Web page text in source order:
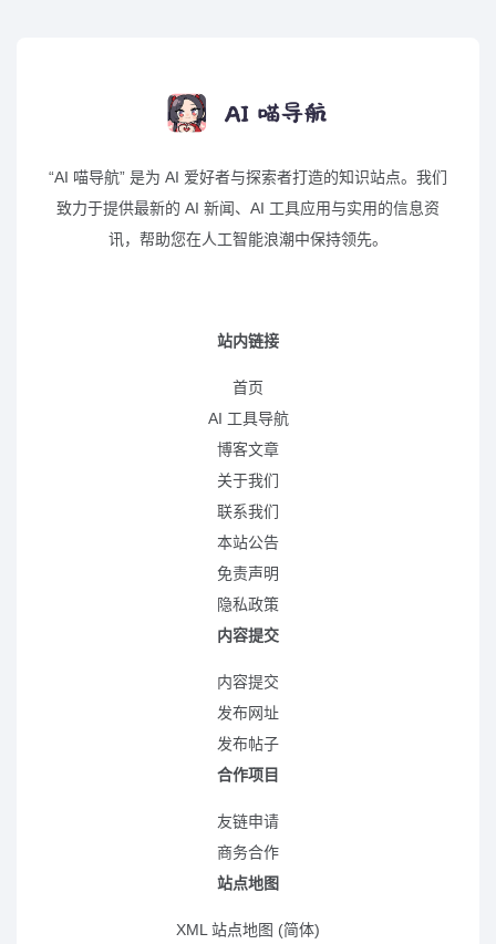
“AI 喵导航” 是为 AI 爱好者与探索者打造的知识站点。我们
致力于提供最新的 AI 新闻、AI 工具应用与实用的信息资
讯，帮助您在人工智能浪潮中保持领先。
站内链接
首页
AI 工具导航
博客文章
关于我们
联系我们
本站公告
免责声明
隐私政策
内容提交
内容提交
发布网址
发布帖子
合作项目
友链申请
商务合作
站点地图
XML 站点地图 (简体)